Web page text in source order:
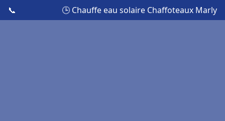
📞 🕒 Chauffe eau solaire Chaffoteaux Marly